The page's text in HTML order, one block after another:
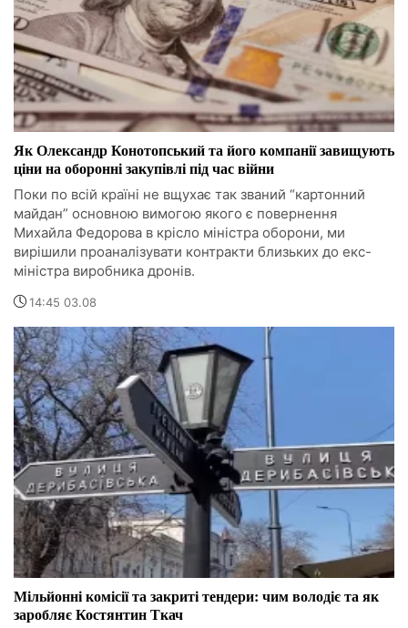
Як Олександр Конотопський та його компанії завищують
ціни на оборонні закупівлі під час війни
Поки по всій країні не вщухає так званий “картонний
майдан” основною вимогою якого є повернення
Михайла Федорова в крісло міністра оборони, ми
вирішили проаналізувати контракти близьких до екс-
міністра виробника дронів.
14:45 03.08
Мільйонні комісії та закриті тендери: чим володіє та як
заробляє Костянтин Ткач